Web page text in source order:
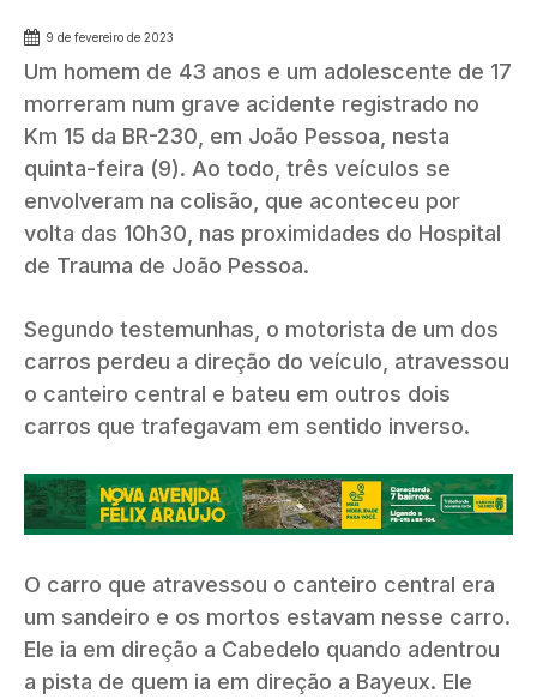
9 de fevereiro de 2023
Um homem de 43 anos e um adolescente de 17
morreram num grave acidente registrado no
Km 15 da BR-230, em João Pessoa, nesta
quinta-feira (9). Ao todo, três veículos se
envolveram na colisão, que aconteceu por
volta das 10h30, nas proximidades do Hospital
de Trauma de João Pessoa.
Segundo testemunhas, o motorista de um dos
carros perdeu a direção do veículo, atravessou
o canteiro central e bateu em outros dois
carros que trafegavam em sentido inverso.
O carro que atravessou o canteiro central era
um sandeiro e os mortos estavam nesse carro.
Ele ia em direção a Cabedelo quando adentrou
a pista de quem ia em direção a Bayeux. Ele